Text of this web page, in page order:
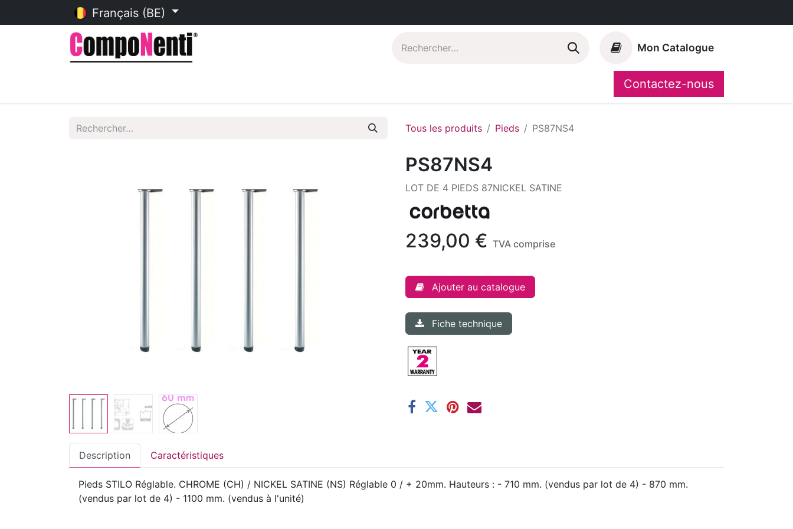
Français (BE)
Mon Catalogue
CompoShop
Contactez-nous
Tous les produits Pieds PS87NS4
PS87NS4
LOT DE 4 PIEDS 87NICKEL SATINE
239,00 € TVA comprise
Ajouter au catalogue
Fiche technique
Description Caractéristiques
Pieds STILO Réglable. CHROME (CH) / NICKEL SATINE (NS) Réglable 0 / + 20mm. Hauteurs : - 710 mm. (vendus par lot de 4) - 870 mm.
(vendus par lot de 4) - 1100 mm. (vendus à l'unité)